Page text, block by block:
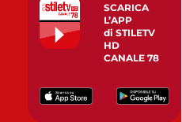
SCARICA
L’APP
di STILETV
HD
CANALE 78